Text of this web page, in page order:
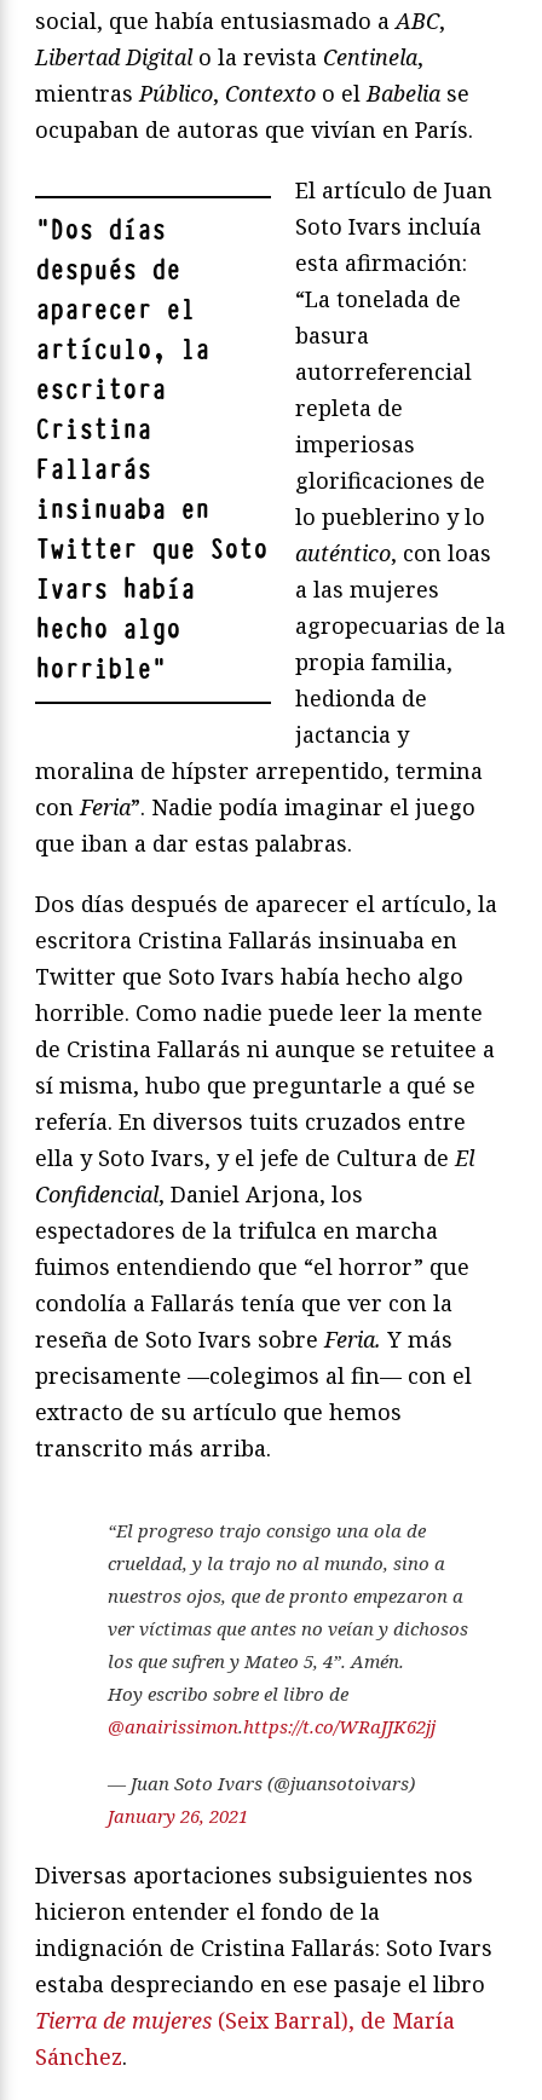
social, que había entusiasmado a ABC,
Libertad Digital o la revista Centinela,
mientras Público, Contexto o el Babelia se
ocupaban de autoras que vivían en París.
"Dos días
después de
aparecer el
artículo, la
escritora
Cristina
Fallarás
insinuaba en
Twitter que Soto
Ivars había
hecho algo
horrible"
El artículo de Juan
Soto Ivars incluía
esta afirmación:
“La tonelada de
basura
autorreferencial
repleta de
imperiosas
glorificaciones de
lo pueblerino y lo
auténtico, con loas
a las mujeres
agropecuarias de la
propia familia,
hedionda de
jactancia y
moralina de hípster arrepentido, termina
con Feria”. Nadie podía imaginar el juego
que iban a dar estas palabras.
Dos días después de aparecer el artículo, la
escritora Cristina Fallarás insinuaba en
Twitter que Soto Ivars había hecho algo
horrible. Como nadie puede leer la mente
de Cristina Fallarás ni aunque se retuitee a
sí misma, hubo que preguntarle a qué se
refería. En diversos tuits cruzados entre
ella y Soto Ivars, y el jefe de Cultura de El
Confidencial, Daniel Arjona, los
espectadores de la trifulca en marcha
fuimos entendiendo que “el horror” que
condolía a Fallarás tenía que ver con la
reseña de Soto Ivars sobre Feria. Y más
precisamente —colegimos al fin— con el
extracto de su artículo que hemos
transcrito más arriba.
“El progreso trajo consigo una ola de
crueldad, y la trajo no al mundo, sino a
nuestros ojos, que de pronto empezaron a
ver víctimas que antes no veían y dichosos
los que sufren y Mateo 5, 4”. Amén.
Hoy escribo sobre el libro de
@anairissimon.https://t.co/WRaJJK62jj
— Juan Soto Ivars (@juansotoivars)
January 26, 2021
Diversas aportaciones subsiguientes nos
hicieron entender el fondo de la
indignación de Cristina Fallarás: Soto Ivars
estaba despreciando en ese pasaje el libro
Tierra de mujeres (Seix Barral), de María
Sánchez.